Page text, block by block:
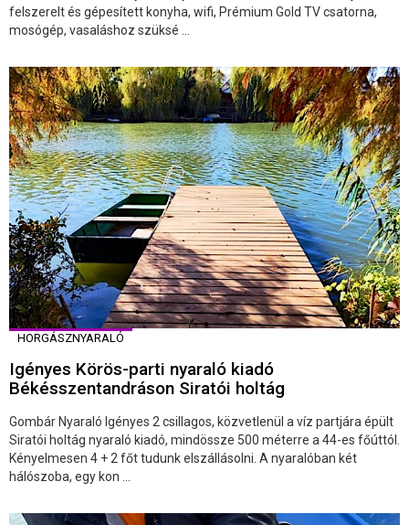
felszerelt és gépesített konyha, wifi, Prémium Gold TV csatorna,
mosógép, vasaláshoz szüksé ...
HORGÁSZNYARALÓ
Igényes Körös-parti nyaraló kiadó
Békésszentandráson Siratói holtág
Gombár Nyaraló Igényes 2 csillagos, közvetlenül a víz partjára épült
Siratói holtág nyaraló kiadó, mindössze 500 méterre a 44-es főúttól.
Kényelmesen 4 + 2 főt tudunk elszállásolni. A nyaralóban két
hálószoba, egy kon ...